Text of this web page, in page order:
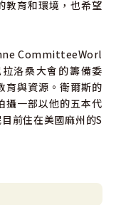
教育和環境，也希望
CommitteeWorl
洛桑大會的籌備委
育與資源。衛爾斯的
攝一部以他的五本代
前住在美國麻州的S